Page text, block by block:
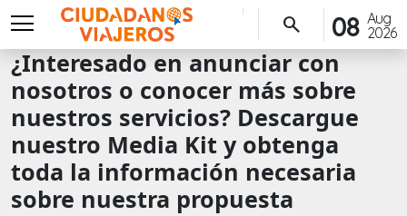
menu
Aug
2026
08
search
¿Interesado en anunciar con
nosotros o conocer más sobre
nuestros servicios? Descargue
nuestro Media Kit y obtenga
toda la información necesaria
sobre nuestra propuesta